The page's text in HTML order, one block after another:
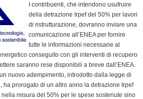
l
e
g
a
m
L
n
k
i
n
t
F
r
i
e
n
I contribuenti, che intendono usufruire
della detrazione Irpef del 50% per lavori
di ristrutturazione, dovranno inviare una
comunicazione all’ENEA per fornire
tutte le informazioni necessarie al
conseguito con gli interventi di recupero
saranno rese disponibili a breve dall’ENEA.
nuovo adempimento, introdotto dalla legge di
ha prorogato di un altro anno la detrazione Irpef
misura del 50% per le spese sostenute sino